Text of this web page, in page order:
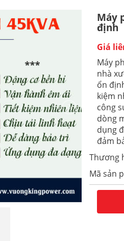
Máy
định
Giá
Máy
nhà
ổn
kiệm
công
dòng
dụng
đảm
Thương
Mã sản